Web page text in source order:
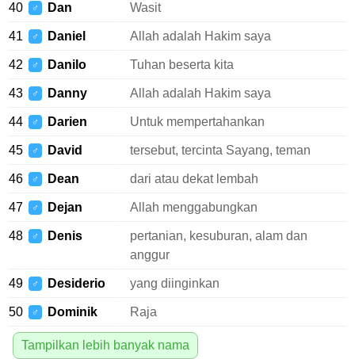
40 ♂ Dan Wasit
41 ♂ Daniel Allah adalah Hakim saya
42 ♂ Danilo Tuhan beserta kita
43 ♂ Danny Allah adalah Hakim saya
44 ♂ Darien Untuk mempertahankan
45 ♂ David tersebut, tercinta Sayang, teman
46 ♂ Dean dari atau dekat lembah
47 ♂ Dejan Allah menggabungkan
48 ♂ Denis
pertanian, kesuburan, alam dan
anggur
49 ♂ Desiderio yang diinginkan
50 ♂ Dominik Raja
Tampilkan lebih banyak nama